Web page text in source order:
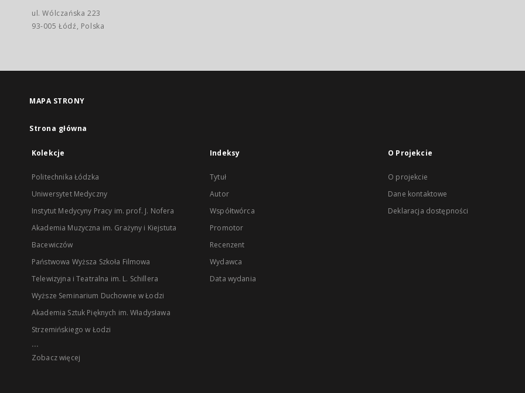
ul. Wólczańska 223
93-005 Łódź, Polska
MAPA STRONY
Strona główna
Kolekcje
Politechnika Łódzka
Uniwersytet Medyczny
Instytut Medycyny Pracy im. prof. J. Nofera
Akademia Muzyczna im. Grażyny i Kiejstuta
Bacewiczów
Państwowa Wyższa Szkoła Filmowa
Telewizyjna i Teatralna im. L. Schillera
Wyższe Seminarium Duchowne w Łodzi
Akademia Sztuk Pięknych im. Władysława
Strzemińskiego w Łodzi
...
Zobacz więcej
Indeksy
Tytuł
Autor
Współtwórca
Promotor
Recenzent
Wydawca
Data wydania
O Projekcie
O projekcie
Dane kontaktowe
Deklaracja dostępności